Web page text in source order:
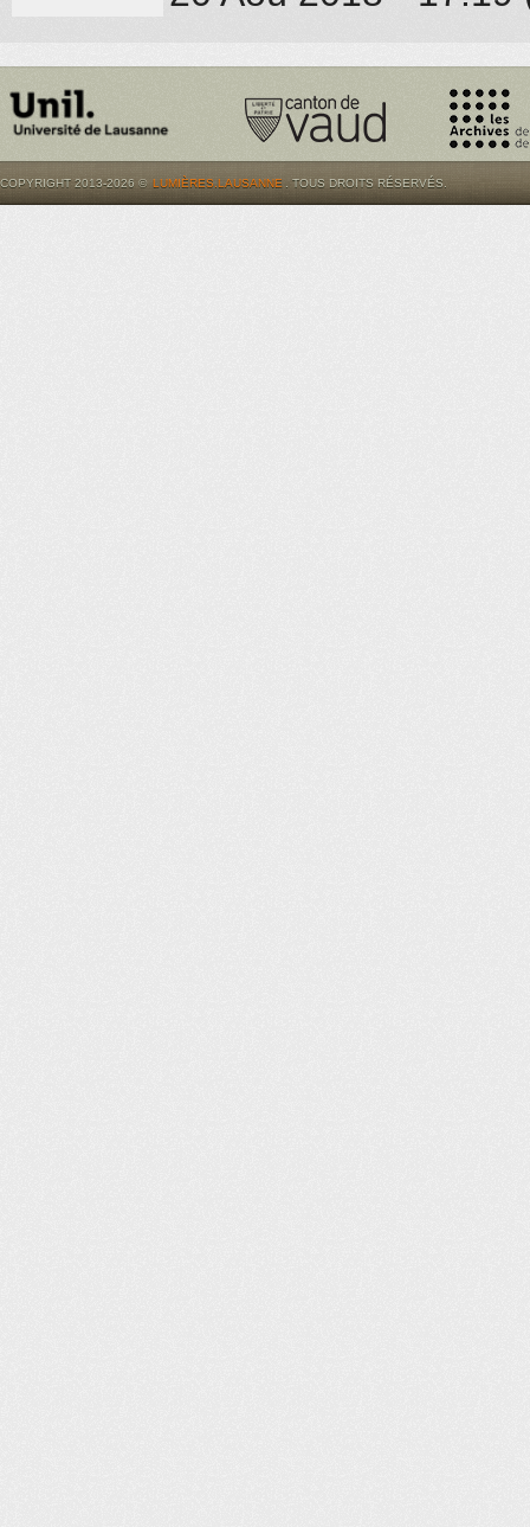
COPYRIGHT 2013-2026 © LUMIÈRES.LAUSANNE . TOUS DROITS RÉSERVÉS.